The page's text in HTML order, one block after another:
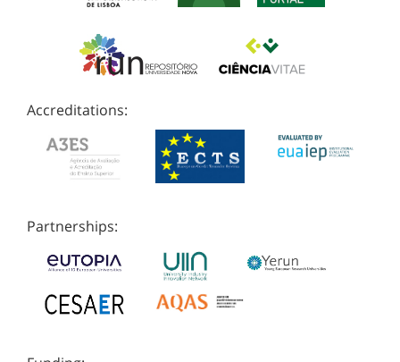
Accreditations:
Partnerships: